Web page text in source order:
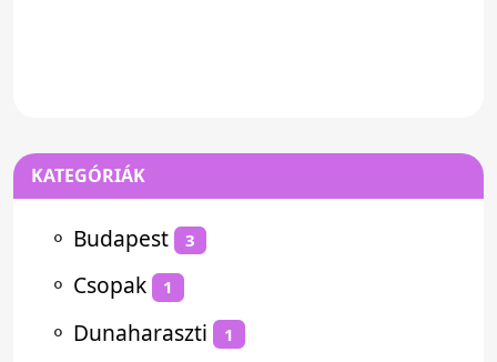
KATEGÓRIÁK
⚬ Budapest 3
⚬ Csopak 1
⚬ Dunaharaszti 1